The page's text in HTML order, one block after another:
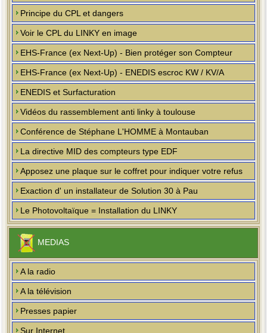
Principe du CPL et dangers
Voir le CPL du LINKY en image
EHS-France (ex Next-Up) - Bien protéger son Compteur
EHS-France (ex Next-Up) - ENEDIS escroc KW / KV/A
ENEDIS et Surfacturation
Vidéos du rassemblement anti linky à toulouse
Conférence de Stéphane L'HOMME à Montauban
La directive MID des compteurs type EDF
Apposez une plaque sur le coffret pour indiquer votre refus
Exaction d' un installateur de Solution 30 à Pau
Le Photovoltaïque = Installation du LINKY
MEDIAS
A la radio
A la télévision
Presses papier
Sur Internet